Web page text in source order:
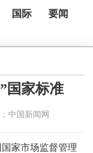
国际
要闻
国家标准
中国新闻网
家市场监督管理